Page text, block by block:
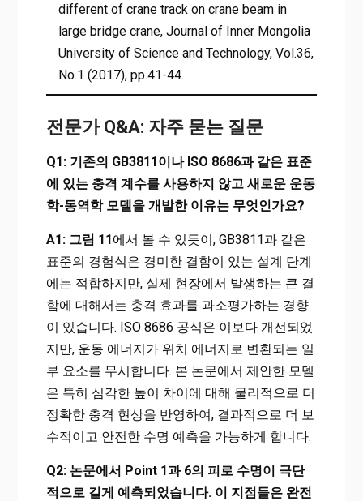
different of crane track on crane beam in
large bridge crane, Journal of Inner Mongolia
University of Science and Technology, Vol.36,
No.1 (2017), pp.41-44.
전문가 Q&A: 자주 묻는 질문
Q1: 기존의 GB3811이나 ISO 8686과 같은 표준
에 있는 충격 계수를 사용하지 않고 새로운 운동
학-동역학 모델을 개발한 이유는 무엇인가요?
A1: 그림 11에서 볼 수 있듯이, GB3811과 같은
표준의 경험식은 경미한 결함이 있는 설계 단계
에는 적합하지만, 실제 현장에서 발생하는 큰 결
함에 대해서는 충격 효과를 과소평가하는 경향
이 있습니다. ISO 8686 공식은 이보다 개선되었
지만, 운동 에너지가 위치 에너지로 변환되는 일
부 요소를 무시합니다. 본 논문에서 제안한 모델
은 특히 심각한 높이 차이에 대해 물리적으로 더
정확한 충격 현상을 반영하여, 결과적으로 더 보
수적이고 안전한 수명 예측을 가능하게 합니다.
Q2: 논문에서 Point 1과 6의 피로 수명이 극단
적으로 길게 예측되었습니다. 이 지점들은 완전